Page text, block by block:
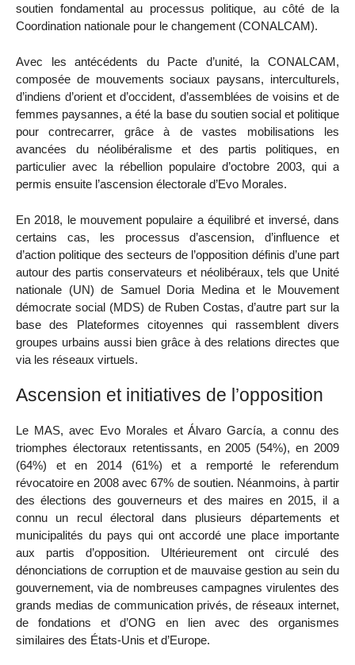
soutien fondamental au processus politique, au côté de la
Coordination nationale pour le changement (CONALCAM).
Avec les antécédents du Pacte d’unité, la CONALCAM,
composée de mouvements sociaux paysans, interculturels,
d’indiens d’orient et d’occident, d’assemblées de voisins et de
femmes paysannes, a été la base du soutien social et politique
pour contrecarrer, grâce à de vastes mobilisations les
avancées du néolibéralisme et des partis politiques, en
particulier avec la rébellion populaire d’octobre 2003, qui a
permis ensuite l’ascension électorale d’Evo Morales.
En 2018, le mouvement populaire a équilibré et inversé, dans
certains cas, les processus d’ascension, d’influence et
d’action politique des secteurs de l’opposition définis d’une part
autour des partis conservateurs et néolibéraux, tels que Unité
nationale (UN) de Samuel Doria Medina et le Mouvement
démocrate social (MDS) de Ruben Costas, d’autre part sur la
base des Plateformes citoyennes qui rassemblent divers
groupes urbains aussi bien grâce à des relations directes que
via les réseaux virtuels.
Ascension et initiatives de l’opposition
Le MAS, avec Evo Morales et Álvaro García, a connu des
triomphes électoraux retentissants, en 2005 (54%), en 2009
(64%) et en 2014 (61%) et a remporté le referendum
révocatoire en 2008 avec 67% de soutien. Néanmoins, à partir
des élections des gouverneurs et des maires en 2015, il a
connu un recul électoral dans plusieurs départements et
municipalités du pays qui ont accordé une place importante
aux partis d’opposition. Ultérieurement ont circulé des
dénonciations de corruption et de mauvaise gestion au sein du
gouvernement, via de nombreuses campagnes virulentes des
grands medias de communication privés, de réseaux internet,
de fondations et d’ONG en lien avec des organismes
similaires des États-Unis et d’Europe.